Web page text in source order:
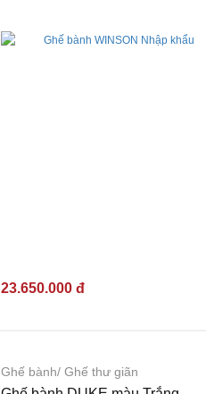
23.650.000 đ
Ghế bành/ Ghế thư giãn